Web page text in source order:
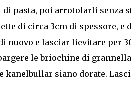
pasta, poi arrotolarli senza
di circa 3cm di spessore, e
nuovo e lasciar lievitare per
le briochine di
kanelbullar siano dorate.